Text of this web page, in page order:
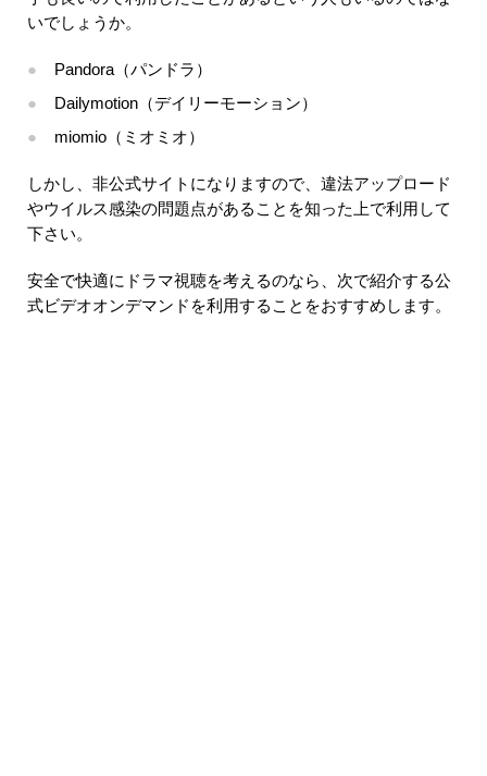
いでしょうか。
Pandora（パンドラ）
Dailymotion（デイリーモーション）
miomio（ミオミオ）
しかし、非公式サイトになりますので、違法アップロード
やウイルス感染の問題点があることを知った上で利用して
下さい。
安全で快適にドラマ視聴を考えるのなら、次で紹介する公
式ビデオオンデマンドを利用することをおすすめします。